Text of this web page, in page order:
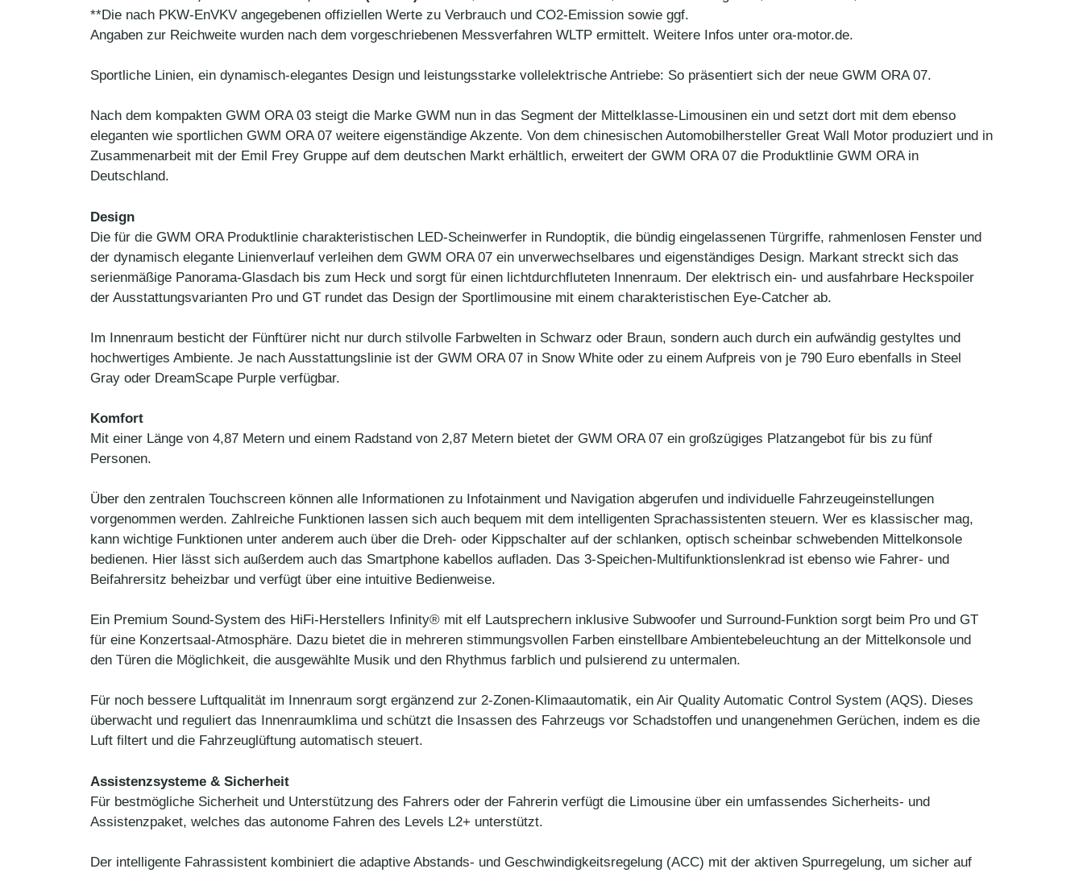
**Die nach PKW-EnVKV angegebenen offiziellen Werte zu Verbrauch und CO2-Emission sowie ggf.
Angaben zur Reichweite wurden nach dem vorgeschriebenen Messverfahren WLTP ermittelt. Weitere Infos unter ora-motor.de.
Sportliche Linien, ein dynamisch-elegantes Design und leistungsstarke vollelektrische Antriebe: So präsentiert sich der neue GWM ORA 07.
Nach dem kompakten GWM ORA 03 steigt die Marke GWM nun in das Segment der Mittelklasse-Limousinen ein und setzt dort mit dem ebenso
eleganten wie sportlichen GWM ORA 07 weitere eigenständige Akzente. Von dem chinesischen Automobilhersteller Great Wall Motor produziert und in
Zusammenarbeit mit der Emil Frey Gruppe auf dem deutschen Markt erhältlich, erweitert der GWM ORA 07 die Produktlinie GWM ORA in
Deutschland.
Design
Die für die GWM ORA Produktlinie charakteristischen LED-Scheinwerfer in Rundoptik, die bündig eingelassenen Türgriffe, rahmenlosen Fenster und
der dynamisch elegante Linienverlauf verleihen dem GWM ORA 07 ein unverwechselbares und eigenständiges Design. Markant streckt sich das
serienmäßige Panorama-Glasdach bis zum Heck und sorgt für einen lichtdurchfluteten Innenraum. Der elektrisch ein- und ausfahrbare Heckspoiler
der Ausstattungsvarianten Pro und GT rundet das Design der Sportlimousine mit einem charakteristischen Eye-Catcher ab.
Im Innenraum besticht der Fünftürer nicht nur durch stilvolle Farbwelten in Schwarz oder Braun, sondern auch durch ein aufwändig gestyltes und
hochwertiges Ambiente. Je nach Ausstattungslinie ist der GWM ORA 07 in Snow White oder zu einem Aufpreis von je 790 Euro ebenfalls in Steel
Gray oder DreamScape Purple verfügbar.
Komfort
Mit einer Länge von 4,87 Metern und einem Radstand von 2,87 Metern bietet der GWM ORA 07 ein großzügiges Platzangebot für bis zu fünf
Personen.
Über den zentralen Touchscreen können alle Informationen zu Infotainment und Navigation abgerufen und individuelle Fahrzeugeinstellungen
vorgenommen werden. Zahlreiche Funktionen lassen sich auch bequem mit dem intelligenten Sprachassistenten steuern. Wer es klassischer mag,
kann wichtige Funktionen unter anderem auch über die Dreh- oder Kippschalter auf der schlanken, optisch scheinbar schwebenden Mittelkonsole
bedienen. Hier lässt sich außerdem auch das Smartphone kabellos aufladen. Das 3-Speichen-Multifunktionslenkrad ist ebenso wie Fahrer- und
Beifahrersitz beheizbar und verfügt über eine intuitive Bedienweise.
Ein Premium Sound-System des HiFi-Herstellers Infinity® mit elf Lautsprechern inklusive Subwoofer und Surround-Funktion sorgt beim Pro und GT
für eine Konzertsaal-Atmosphäre. Dazu bietet die in mehreren stimmungsvollen Farben einstellbare Ambientebeleuchtung an der Mittelkonsole und
den Türen die Möglichkeit, die ausgewählte Musik und den Rhythmus farblich und pulsierend zu untermalen.
Für noch bessere Luftqualität im Innenraum sorgt ergänzend zur 2-Zonen-Klimaautomatik, ein Air Quality Automatic Control System (AQS). Dieses
überwacht und reguliert das Innenraumklima und schützt die Insassen des Fahrzeugs vor Schadstoffen und unangenehmen Gerüchen, indem es die
Luft filtert und die Fahrzeuglüftung automatisch steuert.
Assistenzsysteme & Sicherheit
Für bestmögliche Sicherheit und Unterstützung des Fahrers oder der Fahrerin verfügt die Limousine über ein umfassendes Sicherheits- und
Assistenzpaket, welches das autonome Fahren des Levels L2+ unterstützt.
Der intelligente Fahrassistent kombiniert die adaptive Abstands- und Geschwindigkeitsregelung (ACC) mit der aktiven Spurregelung, um sicher auf